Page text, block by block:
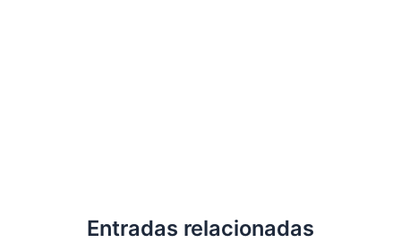
Entradas relacionadas